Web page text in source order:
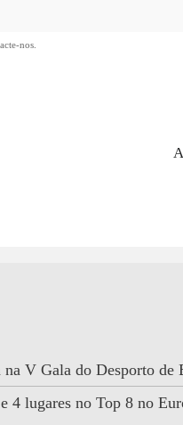
nos.
V Gala do Desporto de
4 lugares no Top 8 no